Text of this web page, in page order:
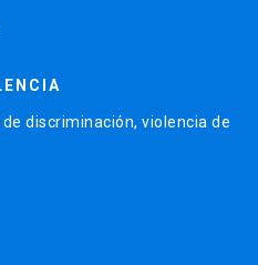
discriminación, violencia de